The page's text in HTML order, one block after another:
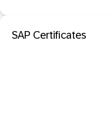
SAP Certificates